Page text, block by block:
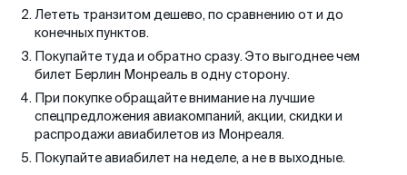
Лететь транзитом дешево, по сравнению от и до
конечных пунктов.
Покупайте туда и обратно сразу. Это выгоднее чем
билет Берлин Монреаль в одну сторону.
При покупке обращайте внимание на лучшие
спецпредложения авиакомпаний, акции, скидки и
распродажи авиабилетов из Монреаля.
Покупайте авиабилет на неделе, а не в выходные.